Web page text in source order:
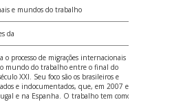
e mundos do trabalho
da
o processo de migrações internacionais
mundo do trabalho entre o final do
XXI. Seu foco são os brasileiros e
e indocumentados, que, em 2007 e
e na Espanha. O trabalho tem como